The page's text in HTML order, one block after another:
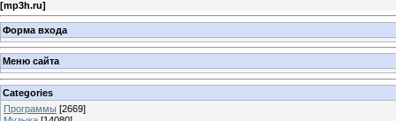
[mp3h.ru]
Форма входа
Меню сайта
Categories
Программы [2669]